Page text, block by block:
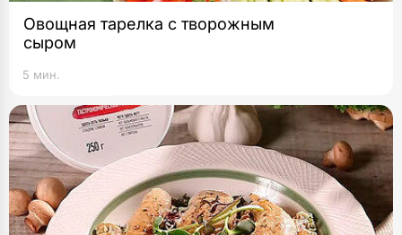
Овощная тарелка с творожным
сыром
5 мин.